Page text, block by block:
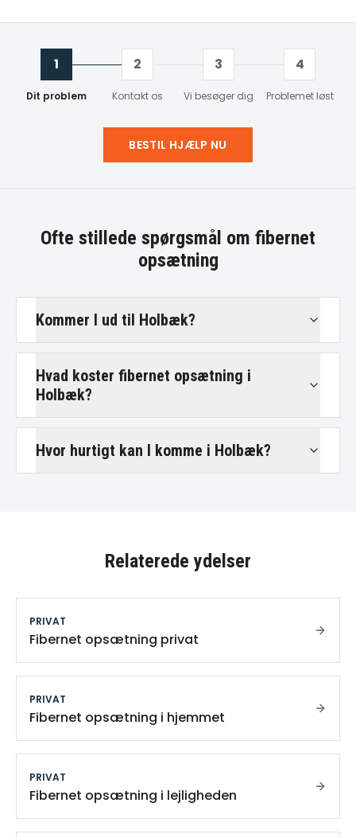
1
Dit problem
2
Kontakt os
3
Vi besøger dig
4
Problemet løst
BESTIL HJÆLP NU
Ofte stillede spørgsmål om fibernet
opsætning
Kommer I ud til Holbæk?
Hvad koster fibernet opsætning i
Holbæk?
Hvor hurtigt kan I komme i Holbæk?
Relaterede ydelser
PRIVAT
Fibernet opsætning privat
PRIVAT
Fibernet opsætning i hjemmet
PRIVAT
Fibernet opsætning i lejligheden